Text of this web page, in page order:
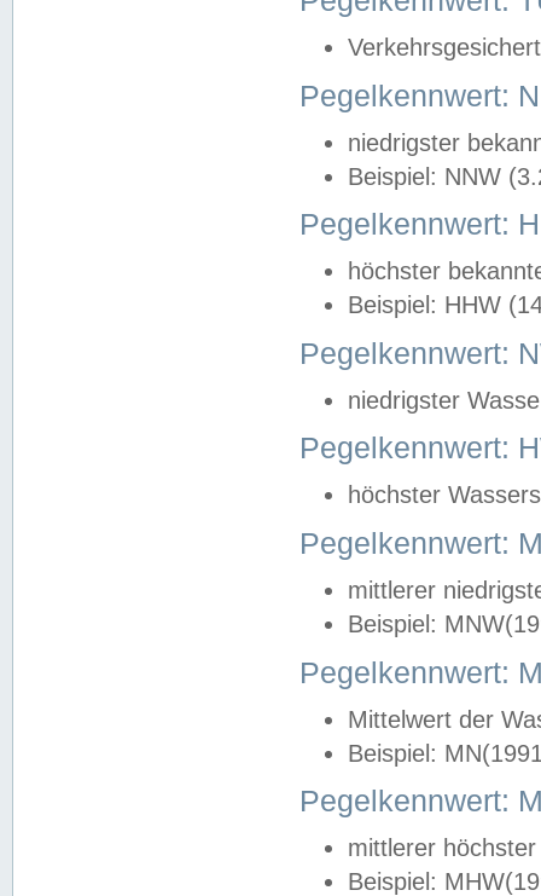
Pegelkennwert:
niedrigster
Beispiel: NNW
Pegelkennwert:
höchster
Beispiel: HHW
Pegelkennwert:
niedrigster
Pegelkennwert:
höchster
Pegelkennwert:
mittlerer
Beispiel:
Pegelkennwert:
Mittelwert der
Beispiel:
Pegelkennwert:
mittlerer
Beispiel: